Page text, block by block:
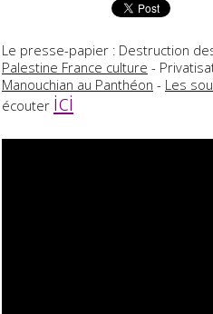
Le presse-papier : Destruction
Palestine France culture -
Manouchian au Panthéon - Les
écouter ici